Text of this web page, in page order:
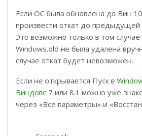
Если ОС была обновлена до Вин
произвести откат до предыдущей
Это возможно только в том случае
Windows.old не была удалена
случае откат будет невозможен.
Если не открывается Пуск в
Виндовс 7 или 8.1 можно уже
через «Все параметры» и